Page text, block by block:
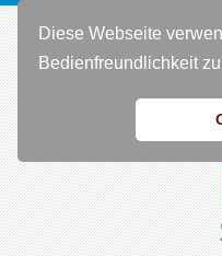
Diese Webseite
Bedienfreundlichkeit